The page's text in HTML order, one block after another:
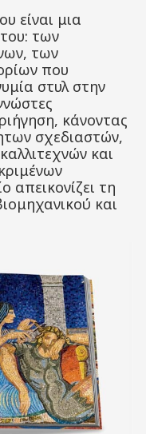
είναι μια
των
των
που
στυλ στην
κάνοντας
σχεδιαστών,
και
απεικονίζει τη
και